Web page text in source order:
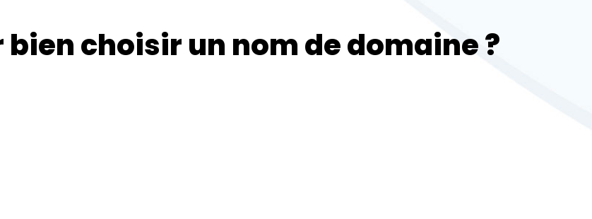
choisir un nom de domaine ?